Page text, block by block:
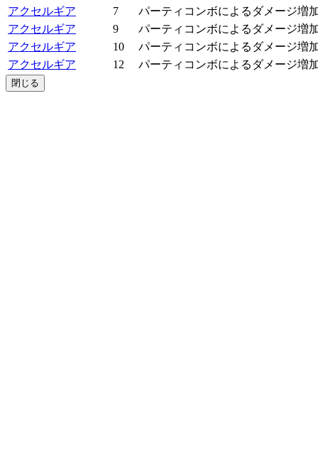
アクセルギア
7
パーティコンボによるダメージ増
アクセルギア
9
パーティコンボによるダメージ増
アクセルギア
10
パーティコンボによるダメージ増
アクセルギア
12 パーティコンボによるダメージ増
閉じる